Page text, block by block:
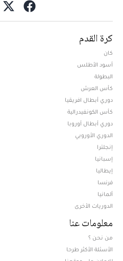
كرة القدم
كان
أسود الأطلس
البطولة
كأس العرش
دوري أبطال افريقيا
كأس الكونفيدرالية
دوري أبطال أوروبا
الدوري الأوروبي
إنجلترا
إسبانيا
إيطاليا
فرنسا
ألمانيا
الدوريات الأخرى
معلومات عنا
من نحن ؟
الأسئلة الأكثر طرحا